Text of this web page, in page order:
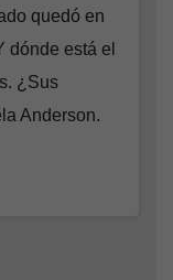
quedó en
dónde está el
¿Sus
Anderson.